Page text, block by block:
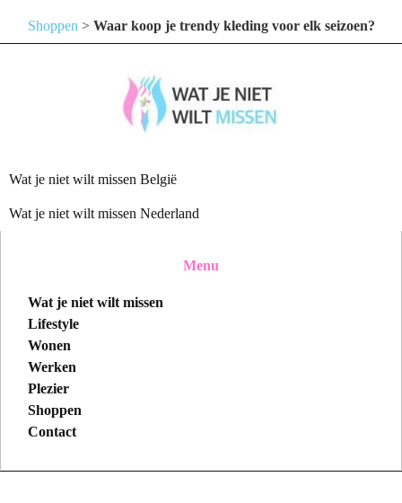
Shoppen > Waar koop je trendy kleding voor elk seizoen?
Wat je niet wilt missen België
Wat je niet wilt missen Nederland
Menu
Wat je niet wilt missen
Lifestyle
Wonen
Werken
Plezier
Shoppen
Contact